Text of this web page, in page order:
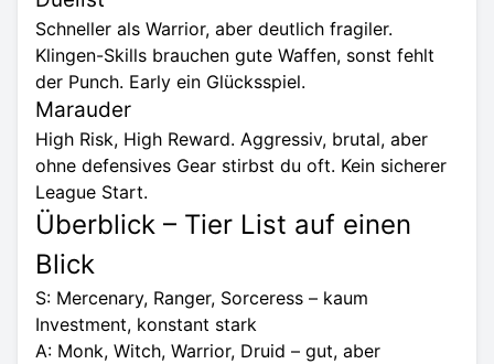
Schneller als Warrior, aber deutlich fragiler.
Klingen-Skills brauchen gute Waffen, sonst fehlt
der Punch. Early ein Glücksspiel.
Marauder
High Risk, High Reward. Aggressiv, brutal, aber
ohne defensives Gear stirbst du oft. Kein sicherer
League Start.
Überblick – Tier List auf einen
Blick
S: Mercenary, Ranger, Sorceress – kaum
Investment, konstant stark
A: Monk, Witch, Warrior, Druid – gut, aber